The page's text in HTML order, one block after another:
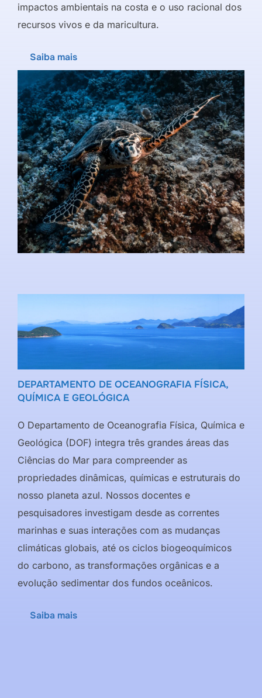
impactos ambientais na costa e o uso racional dos
recursos vivos e da maricultura.
Saiba mais
DEPARTAMENTO DE OCEANOGRAFIA FÍSICA,
QUÍMICA E GEOLÓGICA
O Departamento de Oceanografia Física, Química e
Geológica (DOF) integra três grandes áreas das
Ciências do Mar para compreender as
propriedades dinâmicas, químicas e estruturais do
nosso planeta azul. Nossos docentes e
pesquisadores investigam desde as correntes
marinhas e suas interações com as mudanças
climáticas globais, até os ciclos biogeoquímicos
do carbono, as transformações orgânicas e a
evolução sedimentar dos fundos oceânicos.
Saiba mais